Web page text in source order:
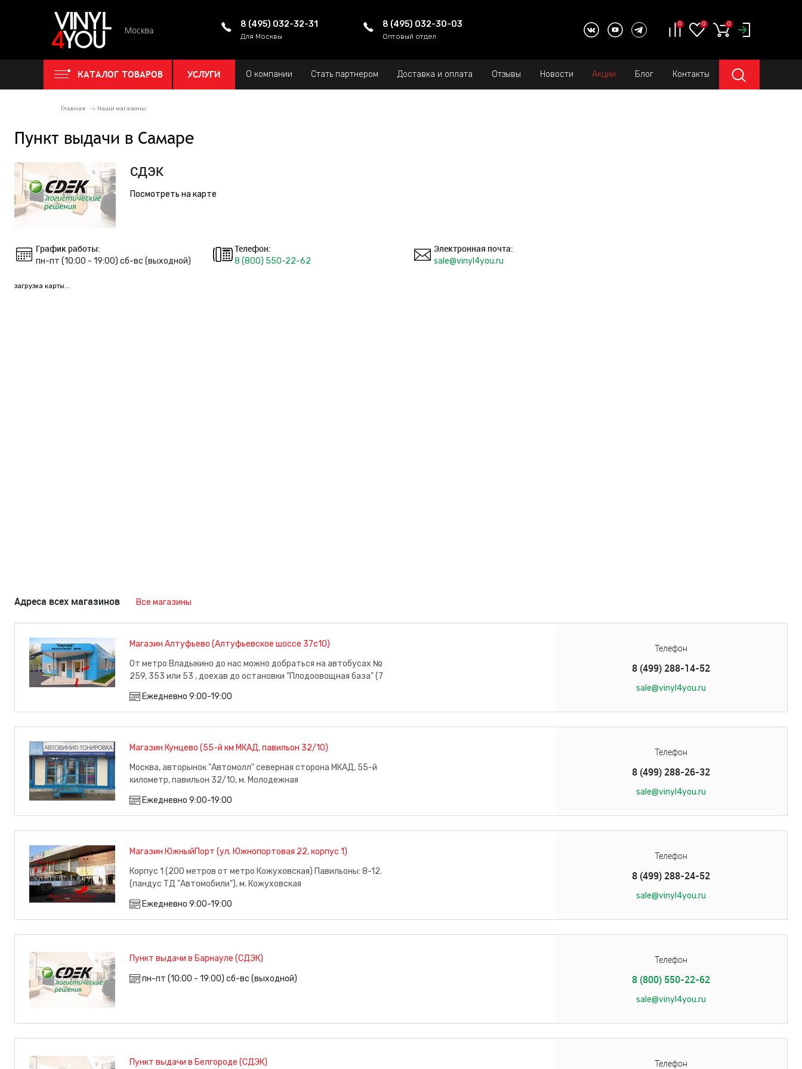
Москва
8 (495) 032-32-31
Для Москвы
8 (495) 032-30-03
Оптовый отдел
0 0 0
КАТАЛОГ ТОВАРОВ УСЛУГИ О компании Стать партнером Доставка и оплата Отзывы Новости Акции Блог Контакты
Главная Наши магазины
Пункт выдачи в Самаре
СДЭК
Посмотреть на карте
График работы:
пн-пт (10:00 - 19:00) сб-вс (выходной)
Телефон:
8 (800) 550-22-62
Электронная почта:
sale@vinyl4you.ru
загрузка карты...
Адреса всех магазинов Все магазины
Магазин Алтуфьево (Алтуфьевское шоссе 37с10)
От метро Владыкино до нас можно добраться на автобусах №
259, 353 или 53 , доехав до остановки "Плодоовощная база" (7
Ежедневно 9:00-19:00
Телефон
8 (499) 288-14-52
sale@vinyl4you.ru
Магазин Кунцево (55-й км МКАД, павильон 32/10)
Москва, авторынок "Автомолл" северная сторона МКАД, 55-й
километр, павильон 32/10, м. Молодежная
Ежедневно 9:00-19:00
Телефон
8 (499) 288-26-32
sale@vinyl4you.ru
Магазин ЮжныйПорт (ул. Южнопортовая 22, корпус 1)
Корпус 1 (200 метров от метро Кожуховская) Павильоны: 8-12.
(пандус ТД "Автомобили"), м. Кожуховская
Ежедневно 9:00-19:00
Телефон
8 (499) 288-24-52
sale@vinyl4you.ru
Пункт выдачи в Барнауле (СДЭК)
пн-пт (10:00 - 19:00) сб-вс (выходной)
Телефон
8 (800) 550-22-62
sale@vinyl4you.ru
Пункт выдачи в Белгороде (СДЭК)
Телефон